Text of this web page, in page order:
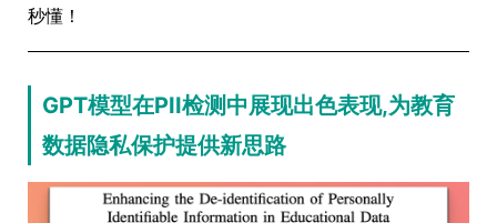
秒懂！
GPT模型在PII检测中展现出色表现,为教育
数据隐私保护提供新思路